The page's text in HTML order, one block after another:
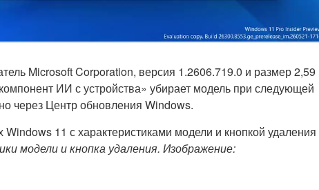
Microsoft Corporation, версия 1.2606.719.0 и размер 2,59
ИИ с устройства» убирает модель при следующей
через Центр обновления Windows.
модели и кнопка удаления. Изображение: